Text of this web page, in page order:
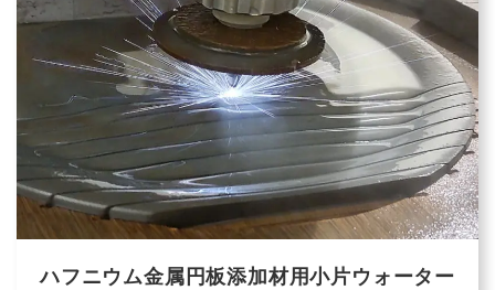
ハフニウム金属円板添加材用小片ウォーター